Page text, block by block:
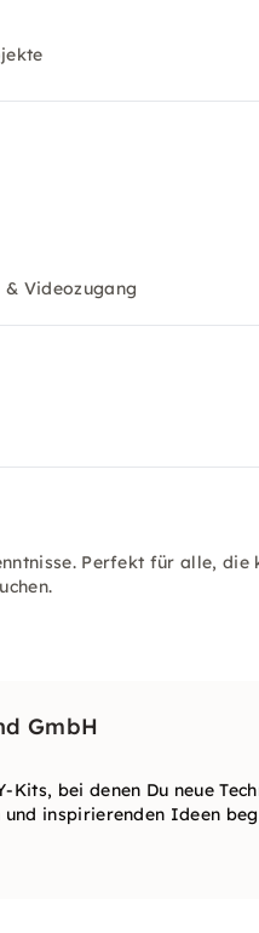
Videozugang
Perfekt für alle, die
GmbH
bei denen Du neue
inspirierenden Ideen